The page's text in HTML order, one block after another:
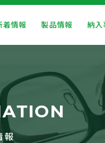
着情報 製品情報 納入
報